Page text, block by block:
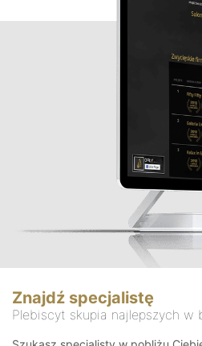
Znajdź specjalistę
Plebiscyt skupia najlepszych w